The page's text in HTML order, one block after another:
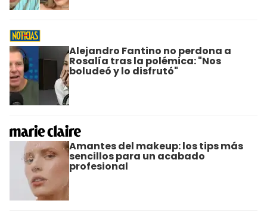
Alejandro Fantino no perdona a
Rosalía tras la polémica: "Nos
boludeó y lo disfrutó"
Amantes del makeup: los tips más
sencillos para un acabado
profesional